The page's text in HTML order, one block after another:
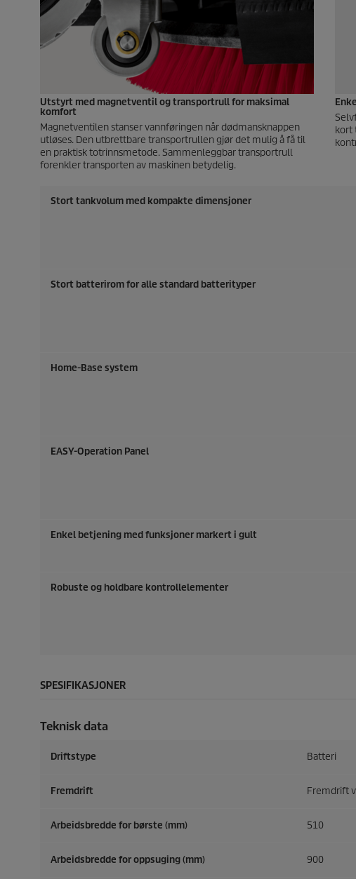
Utstyrt med magnetventil og transportrull for maksimal
komfort
Magnetventilen stanser vannføringen når dødmansknappen
utløses. Den utbrettbare transportrullen gjør det mulig å få til
en praktisk totrinnsmetode. Sammenleggbar transportrull
forenkler transporten av maskinen betydelig.
kort
Stort tankvolum med kompakte dimensjoner
Stort batterirom for alle standard batterityper
Home-Base system
EASY-Operation Panel
Enkel betjening med funksjoner markert i gult
Robuste og holdbare kontrollelementer
SPESIFIKASJONER
Teknisk data
Driftstype Batteri
Fremdrift Fremdrift
Arbeidsbredde for børste (mm) 510
Arbeidsbredde for oppsuging (mm) 900